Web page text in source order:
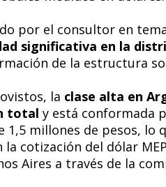
por el consultor en
significativa en la
de la estructura
la clase alta en
total y está conformada
1,5 millones de pesos, lo
la cotización del dólar
Aires a través de la